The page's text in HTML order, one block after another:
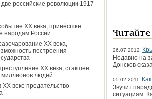
две российские революции 1917
ХХ века, принёсшее
народам России
ХХ века,
построения
ХХ века, ставшее
миллионов людей
ХХ веке предательство
26.07.2012
Недавно на
Донсков
05.02.2011
Звучит
ситуациям.